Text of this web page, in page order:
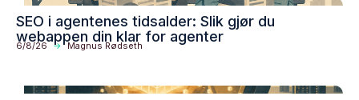
SEO i agentenes tidsalder: Slik gjør du
webappen din klar for agenter
6/8/26 -> Magnus Rødseth